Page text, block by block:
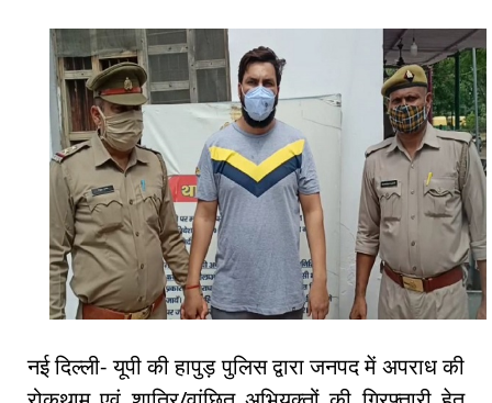
नई दिल्ली- यूपी की हापुड़ पुलिस द्वारा जनपद में अपराध की